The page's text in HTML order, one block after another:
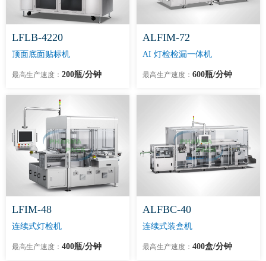
LFLB-4220
顶面底面贴标机
最高生产速度： 200瓶/分钟
ALFIM-72
AI 灯检检漏一体机
最高生产速度： 600瓶/分钟
LFIM-48
连续式灯检机
最高生产速度： 400瓶/分钟
ALFBC-40
连续式装盒机
最高生产速度： 400盒/分钟